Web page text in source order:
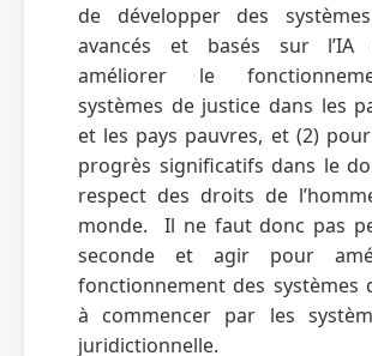
de développer des
avancés et basés sur l’IA
améliorer le
systèmes de justice dans les
et les pays pauvres, et (2)
progrès significatifs dans le
respect des droits de
monde.  Il ne faut donc pas
seconde et agir pour
fonctionnement des systèmes
à commencer par les
juridictionnelle.